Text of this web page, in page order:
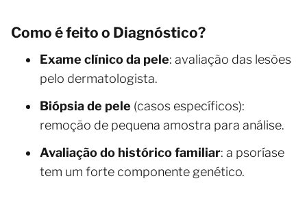
Como é feito o Diagnóstico?
Exame clínico da pele: avaliação das lesões
pelo dermatologista.
Biópsia de pele (casos específicos):
remoção de pequena amostra para análise.
Avaliação do histórico familiar: a psoríase
tem um forte componente genético.